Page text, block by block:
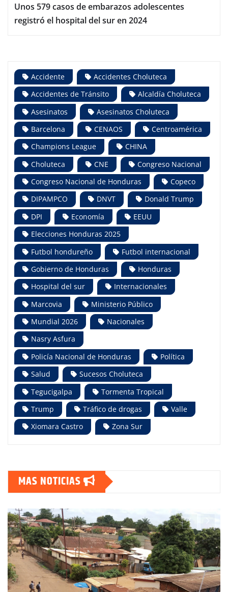
Unos 579 casos de embarazos adolescentes
registró el hospital del sur en 2024
Accidente
Accidentes Choluteca
Accidentes de Tránsito
Alcaldía Choluteca
Asesinatos
Asesinatos Choluteca
Barcelona
CENAOS
Centroamérica
Champions League
CHINA
Choluteca
CNE
Congreso Nacional
Congreso Nacional de Honduras
Copeco
DIPAMPCO
DNVT
Donald Trump
DPI
Economía
EEUU
Elecciones Honduras 2025
Futbol hondureño
Futbol internacional
Gobierno de Honduras
Honduras
Hospital del sur
Internacionales
Marcovia
Ministerio Público
Mundial 2026
Nacionales
Nasry Asfura
Policía Nacional de Honduras
Política
Salud
Sucesos Choluteca
Tegucigalpa
Tormenta Tropical
Trump
Tráfico de drogas
Valle
Xiomara Castro
Zona Sur
MAS NOTICIAS